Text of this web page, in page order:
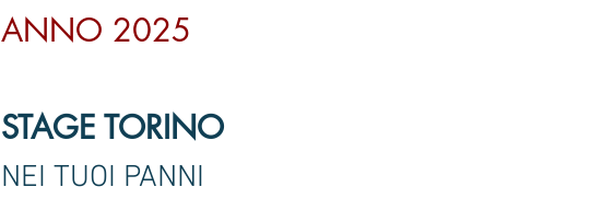
ANNO 2025
STAGE TORINO
NEI TUOI PANNI